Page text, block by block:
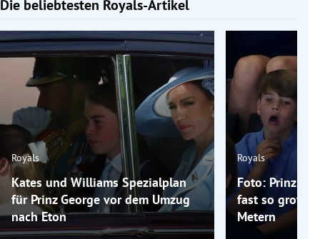
Die beliebtesten Royals-Artikel
Slide 1 von 7
Royals
Kates und Williams Spezialplan
für Prinz George vor dem Umzug
nach Eton
Royals
Foto: Prinz
fast so groß
Metern